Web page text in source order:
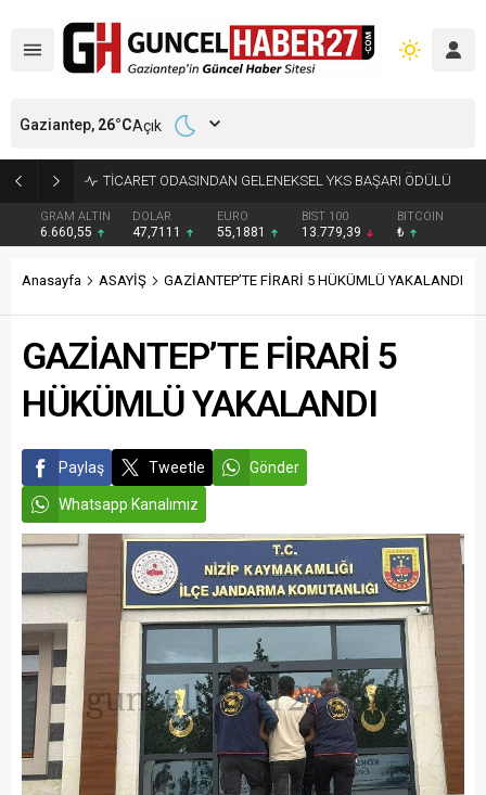
GAZİANTEP’TE FİLİSTİN KONVOYU COŞKUYLA KARŞILANDI
GRAM ALTIN
6.660,55
DOLAR
47,7111
EURO
55,1881
BIST 100
13.779,39
BITCOIN
₺
Gaziantep, 26°CAçık
Anasayfa ASAYİŞ GAZİANTEP’TE FİRARİ 5 HÜKÜMLÜ YAKALANDI
GAZİANTEP’TE FİRARİ 5
HÜKÜMLÜ YAKALANDI
Paylaş Tweetle Gönder
Whatsapp Kanalımız